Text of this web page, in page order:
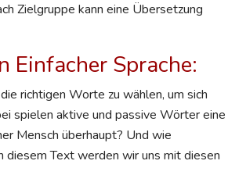
Zielgruppe kann eine Übersetzung
Einfacher Sprache:
richtigen Worte zu wählen, um sich
spielen aktive und passive Wörter eine
Mensch überhaupt? Und wie
Text werden wir uns mit diesen